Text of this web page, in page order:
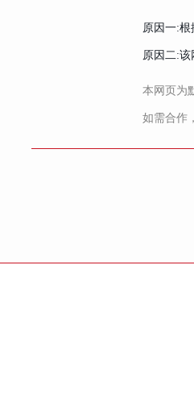
原因一:根
原因二:该
本网页为
如需合作